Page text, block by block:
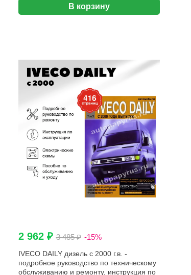
В корзину
2 962 ₽3 485 ₽ -15%
IVECO DAILY дизель с 2000 г.в. -
подробное руководство по техническому
обслуживанию и ремонту, инструкция по